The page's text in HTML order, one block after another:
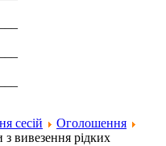
сесій
Оголошення
вивезення рідких